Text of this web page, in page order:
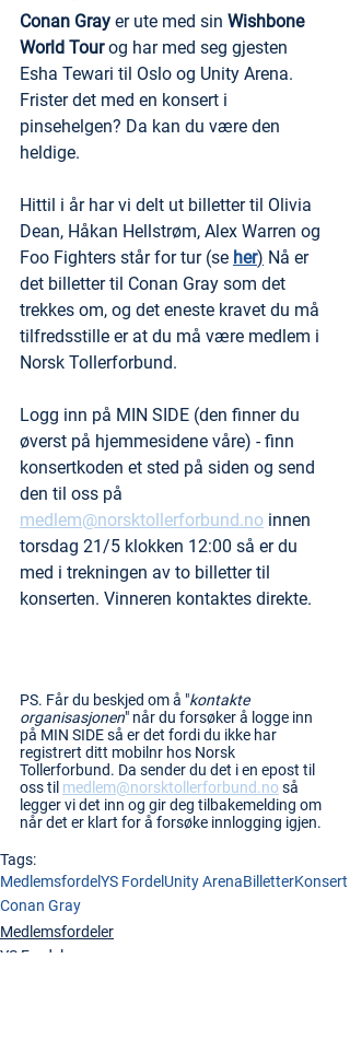
Conan Gray er ute med sin Wishbone
World Tour og har med seg gjesten
Esha Tewari til Oslo og Unity Arena.
Frister det med en konsert i
pinsehelgen? Da kan du være den
heldige.
Hittil i år har vi delt ut billetter til Olivia
Dean, Håkan Hellstrøm, Alex Warren og
Foo Fighters står for tur (se her) Nå er
det billetter til Conan Gray som det
trekkes om, og det eneste kravet du må
tilfredsstille er at du må være medlem i
Norsk Tollerforbund.
Logg inn på MIN SIDE (den finner du
øverst på hjemmesidene våre) - finn
konsertkoden et sted på siden og send
den til oss på
medlem@norsktollerforbund.no innen
torsdag 21/5 klokken 12:00 så er du
med i trekningen av to billetter til
konserten. Vinneren kontaktes direkte.
PS. Får du beskjed om å "kontakte
organisasjonen" når du forsøker å logge inn
på MIN SIDE så er det fordi du ikke har
registrert ditt mobilnr hos Norsk
Tollerforbund. Da sender du det i en epost til
oss til medlem@norsktollerforbund.no så
legger vi det inn og gir deg tilbakemelding om
når det er klart for å forsøke innlogging igjen.
Tags:
MedlemsfordelYS Fordel Unity ArenaBilletterKonsert
Conan Gray
Medlemsfordeler
YS Fordel